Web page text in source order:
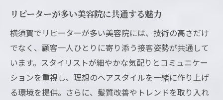
リピーターが多い美容院に共通する魅力
横須賀でリピーターが多い美容院には、技術の高さだけ
でなく、顧客一人ひとりに寄り添う接客姿勢が共通して
います。スタイリストが細やかな気配りとコミュニケー
ションを重視し、理想のヘアスタイルを一緒に作り上げ
る環境を提供。さらに、髪質改善やトレンドを取り入れ